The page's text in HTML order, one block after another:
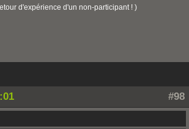
d'expérience d'un non-participant ! )
#98